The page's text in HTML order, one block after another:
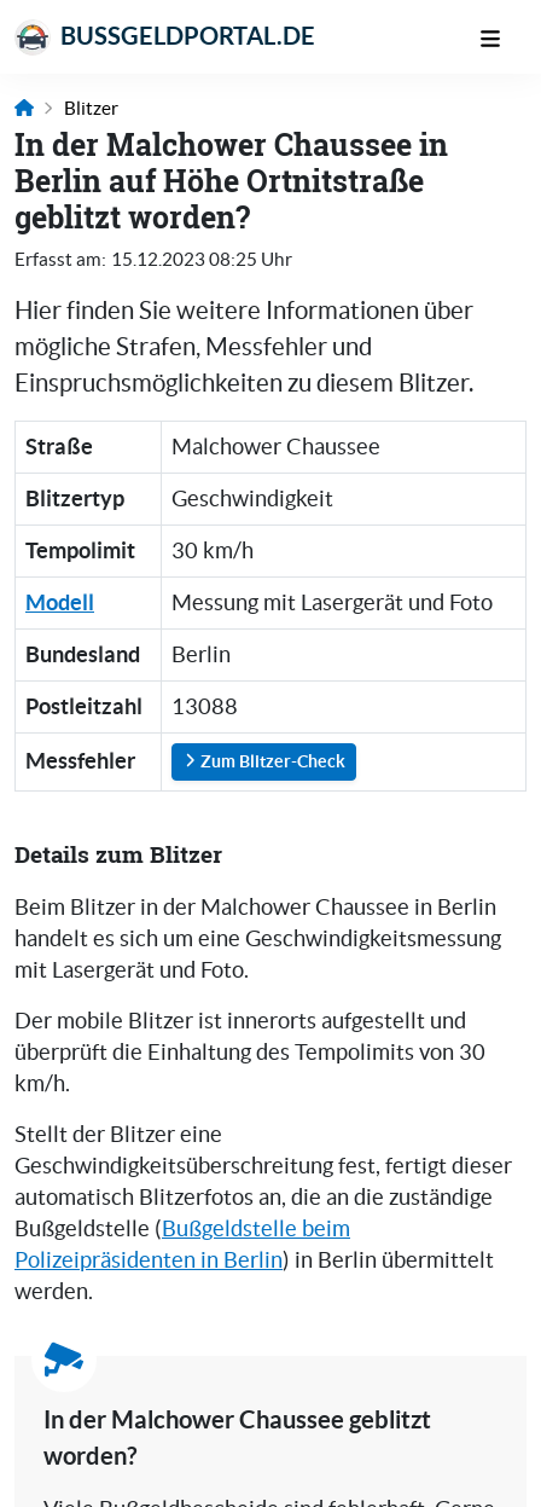
BUSSGELDPORTAL.DE
Blitzer
In der Malchower Chaussee in
Berlin auf Höhe Ortnitstraße
geblitzt worden?
Erfasst am: 15.12.2023 08:25 Uhr
Hier finden Sie weitere Informationen über
mögliche Strafen, Messfehler und
Einspruchsmöglichkeiten zu diesem Blitzer.
Straße Malchower Chaussee
Blitzertyp Geschwindigkeit
Tempolimit 30 km/h
Modell Messung mit Lasergerät und Foto
Bundesland Berlin
Postleitzahl 13088
Messfehler Zum Blitzer-Check
Details zum Blitzer
Beim Blitzer in der Malchower Chaussee in Berlin
handelt es sich um eine Geschwindigkeitsmessung
mit Lasergerät und Foto.
Der mobile Blitzer ist innerorts aufgestellt und
überprüft die Einhaltung des Tempolimits von 30
km/h.
Stellt der Blitzer eine
Geschwindigkeitsüberschreitung fest, fertigt dieser
automatisch Blitzerfotos an, die an die zuständige
Bußgeldstelle ( Bußgeldstelle beim
Polizeipräsidenten in Berlin) in Berlin übermittelt
werden.
In der Malchower Chaussee geblitzt
worden?